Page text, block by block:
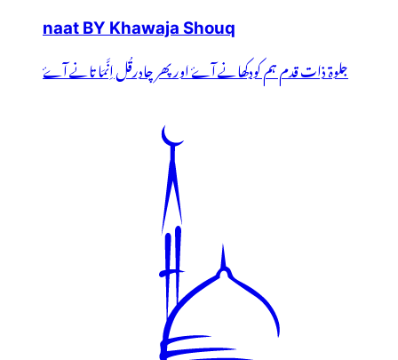
naat BY Khawaja Shouq
جلوۃ ذات قدم ہم کودکھانے آۓ اور پھر چادرقُل اِنَّمَا تانے آۓ